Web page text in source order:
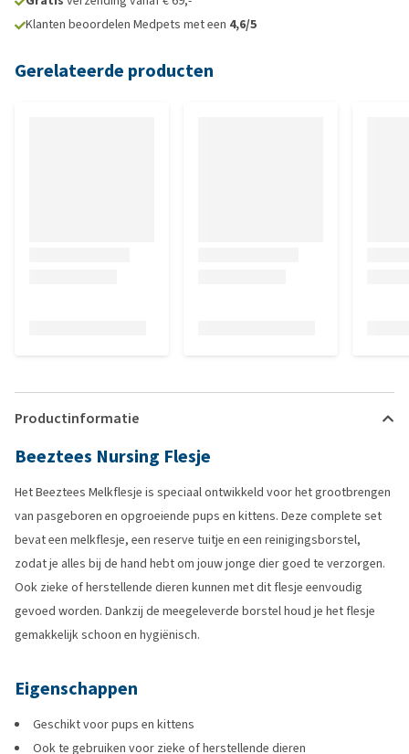
Klanten beoordelen Medpets met een 4,6/5
Gerelateerde producten
Productinformatie
Beeztees Nursing Flesje
Het Beeztees Melkflesje is speciaal ontwikkeld voor het grootbrengen
van pasgeboren en opgroeiende pups en kittens. Deze complete set
bevat een melkflesje, een reserve tuitje en een reinigingsborstel,
zodat je alles bij de hand hebt om jouw jonge dier goed te verzorgen.
Ook zieke of herstellende dieren kunnen met dit flesje eenvoudig
gevoed worden. Dankzij de meegeleverde borstel houd je het flesje
gemakkelijk schoon en hygiënisch.
Eigenschappen
Geschikt voor pups en kittens
Ook te gebruiken voor zieke of herstellende dieren